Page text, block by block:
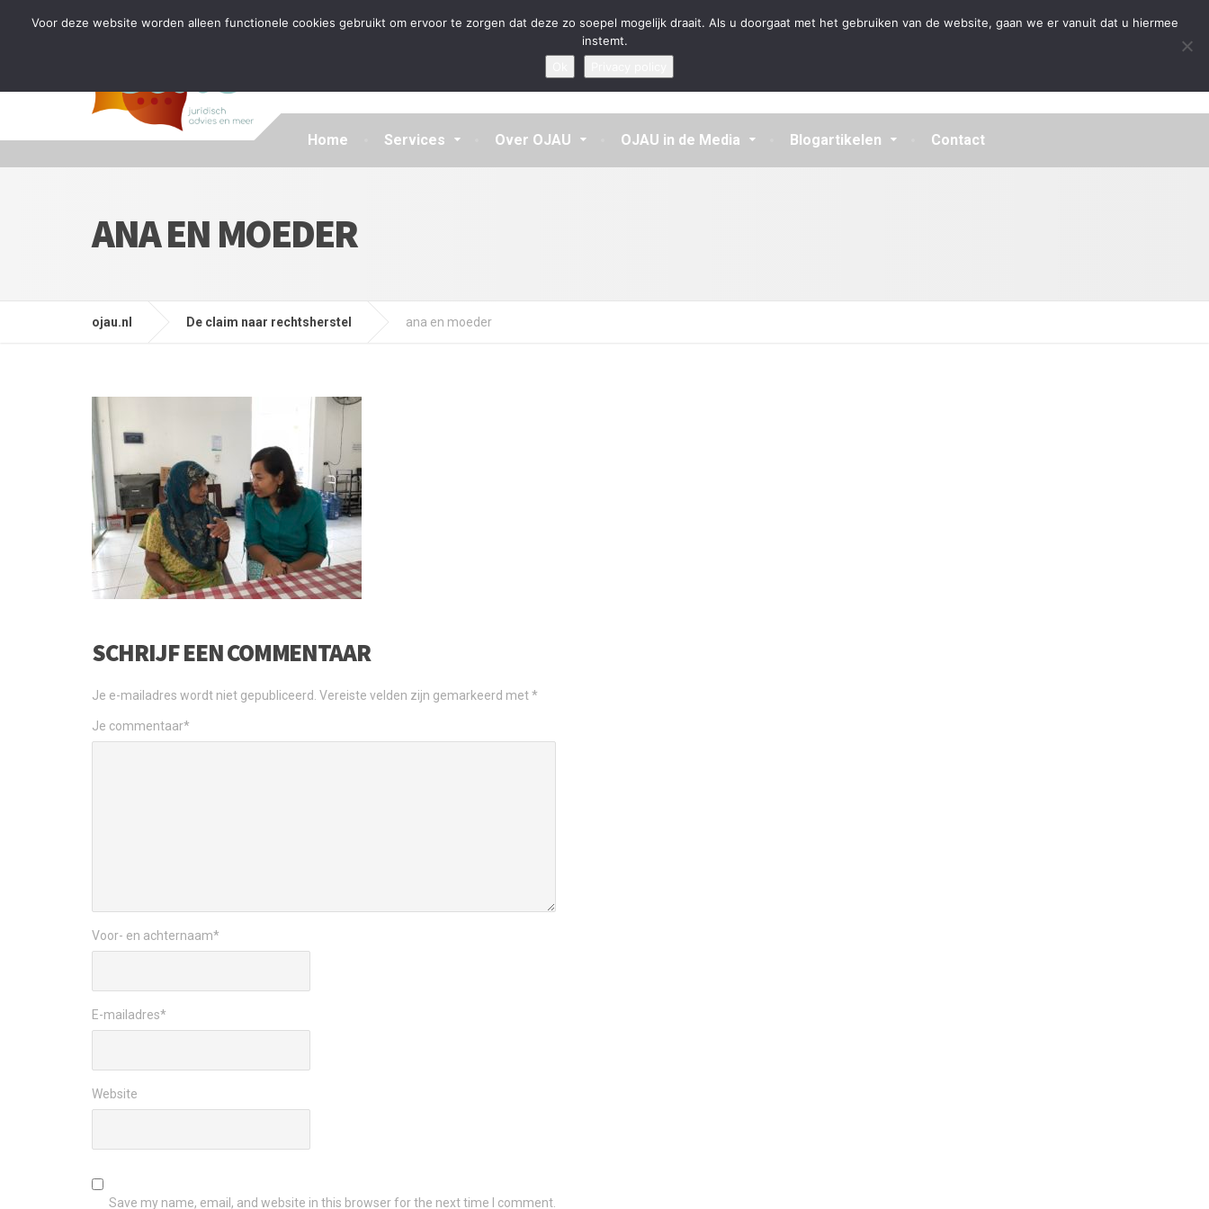
Tijdelijke stop: wegens drukte kan ik beperkt nieuwe zaken aannemen en vragen beantwoorden Algemene Voorwaarden Disclaimer Privacybeleid
Home Services Over OJAU OJAU in de Media Blogartikelen Contact
ANA EN MOEDER
ojau.nl De claim naar rechtsherstel ana en moeder
SCHRIJF EEN COMMENTAAR
Je e-mailadres wordt niet gepubliceerd. Vereiste velden zijn gemarkeerd met*
Je commentaar*
Voor- en achternaam*
E-mailadres*
Website
Save my name, email, and website in this browser for the next time I comment.
Voor deze website worden alleen functionele cookies gebruikt om ervoor te zorgen dat deze zo soepel mogelijk draait. Als u doorgaat met het gebruiken van de website, gaan we er vanuit dat u hiermee
instemt.